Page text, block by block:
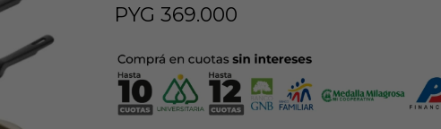
PYG 369.000